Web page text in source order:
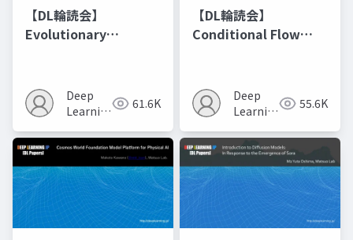
【DL輪読会】
Evolutionary
Recipes モデルマージ
の進化的最適化
Deep
Learning
61.6K
【DL輪読会】
Conditional Flow
Deep
Learning
55.6K